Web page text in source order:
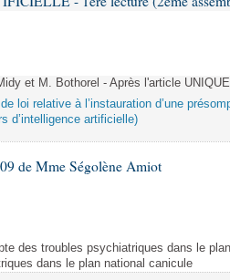
et M. Bothorel - Après l'article
loi relative à l’instauration d’une
d’intelligence artificielle)
de Mme Ségolène Amiot
des troubles psychiatriques dans le
dans le plan national canicule